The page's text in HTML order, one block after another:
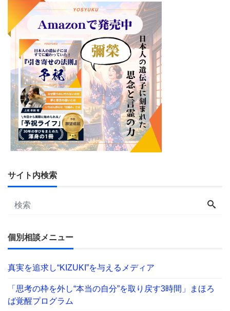
サイト内検索
個別相談メニュー
真実を追求し“KIZUKI”を与えるメディア
「思考の枠を外し“本当の自分”を取り戻す3時間」まほろ
ば覚醒プログラム